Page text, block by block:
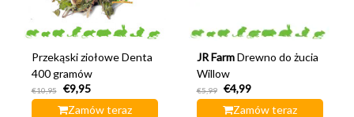
Przekąski ziołowe Denta
400 gramów
€10,95
€9,95
Zamów teraz
JR Farm Drewno do żucia
Willow
€5,99
€4,99
Zamów teraz